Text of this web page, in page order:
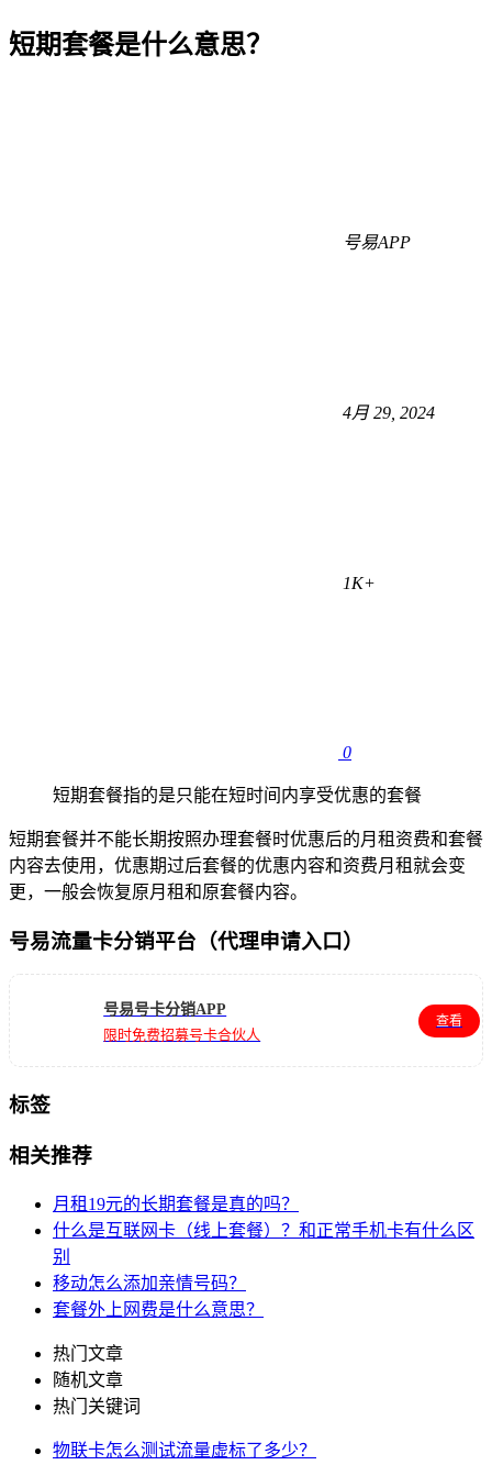
短期套餐是什么意思？
号易APP
4月 29, 2024
1K+
0
短期套餐指的是只能在短时间内享受优惠的套餐
短期套餐并不能长期按照办理套餐时优惠后的月租资费和套餐
内容去使用，优惠期过后套餐的优惠内容和资费月租就会变
更，一般会恢复原月租和原套餐内容。
号易流量卡分销平台（代理申请入口）
号易号卡分销APP
限时免费招募号卡合伙人
查看
标签
相关推荐
月租19元的长期套餐是真的吗？
什么是互联网卡（线上套餐）？和正常手机卡有什么区
别
移动怎么添加亲情号码？
套餐外上网费是什么意思？
热门文章
随机文章
热门关键词
物联卡怎么测试流量虚标了多少？